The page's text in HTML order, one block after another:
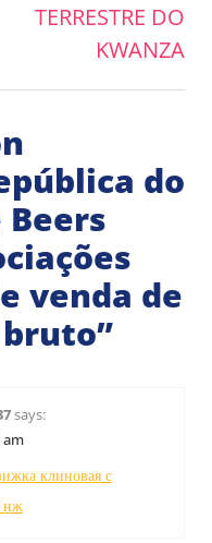
TERRESTRE DO
KWANZA
do
Beers
venda de
”
says:
am
клиновая с